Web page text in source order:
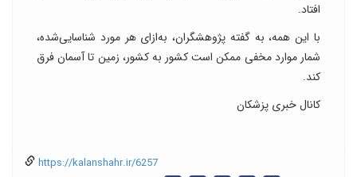
افتاد.
با این همه، به گفته پژوهشگران، به‌ازای هر مورد شناسایی‌شده،
شمار موارد مخفی ممکن است کشور به کشور، زمین تا آسمان فرق
کند.
کانال خبری پزشکان
https://kalanshahr.ir/6257